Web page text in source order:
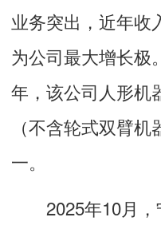
业务突出，近年收
为公司最大增长极
年，该公司人形机
（不含轮式双臂
一。
2025年10月，